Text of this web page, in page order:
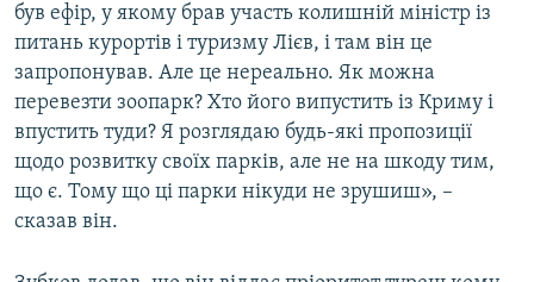
був ефір, у якому брав участь колишній міністр із
питань курортів і туризму Лієв, і там він це
запропонував. Але це нереально. Як можна
перевезти зоопарк? Хто його випустить із Криму і
впустить туди? Я розглядаю будь-які пропозиції
щодо розвитку своїх парків, але не на шкоду тим,
що є. Тому що ці парки нікуди не зрушиш», –
сказав він.